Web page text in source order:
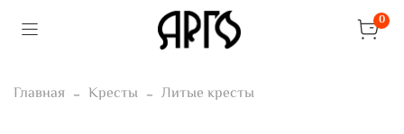
0
Главная Кресты Литые кресты